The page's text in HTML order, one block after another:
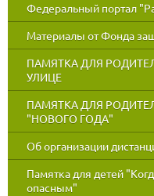
Федеральный портал
Материалы от Фонда
ПАМЯТКА ДЛЯ
УЛИЦЕ
ПАМЯТКА ДЛЯ
"НОВОГО ГОДА"
Об организации
Памятка для детей
опасным"